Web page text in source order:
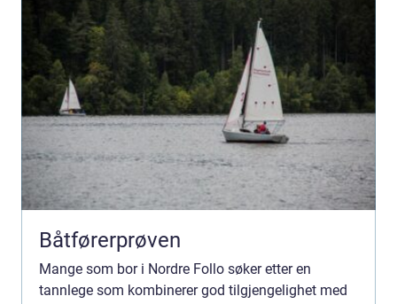
Båtførerprøven
Mange som bor i Nordre Follo søker etter en
tannlege som kombinerer god tilgjengelighet med